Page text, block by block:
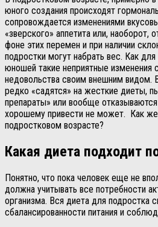
юного создания происходят
сопровождается изменениями
«зверского» аппетита или, наоборот,
фоне этих перемен и при наличии
подростки могут набрать вес. Как
юношей такие неприятные изменения
недовольства своим внешним видом.
редко «садятся» на жесткие диеты,
препараты» или вообще
хорошему привести не может. Как же
подростковом возрасте?
Какая диета подходит
Понятно, что пока человек еще не
должна учитывать все потребности
организма. Вся диета для подростка
сбалансированности питания и